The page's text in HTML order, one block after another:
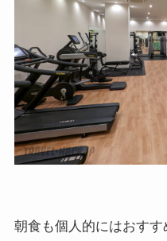
朝食も個人的にはおす